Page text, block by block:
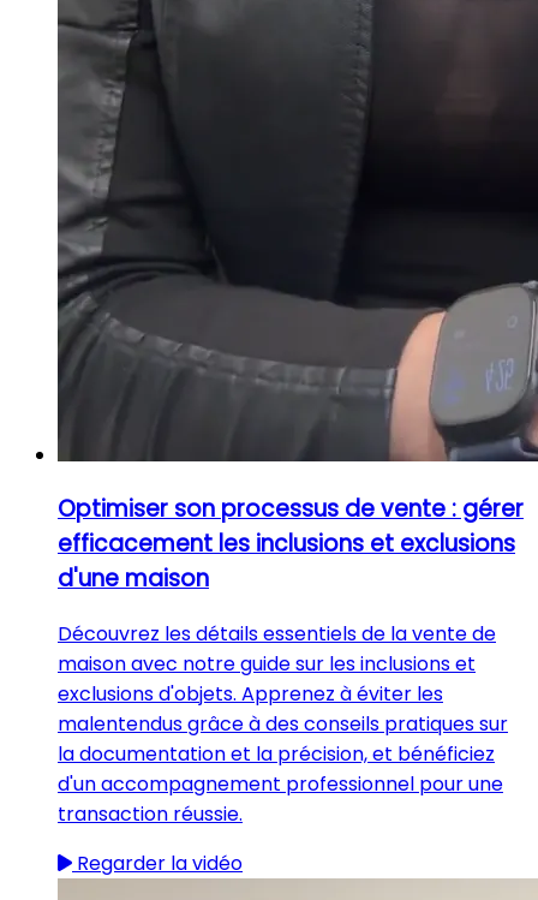
Optimiser son processus de vente : gérer
efficacement les inclusions et exclusions
d'une maison
Découvrez les détails essentiels de la vente de
maison avec notre guide sur les inclusions et
exclusions d'objets. Apprenez à éviter les
malentendus grâce à des conseils pratiques sur
la documentation et la précision, et bénéficiez
d'un accompagnement professionnel pour une
transaction réussie.
Regarder la vidéo